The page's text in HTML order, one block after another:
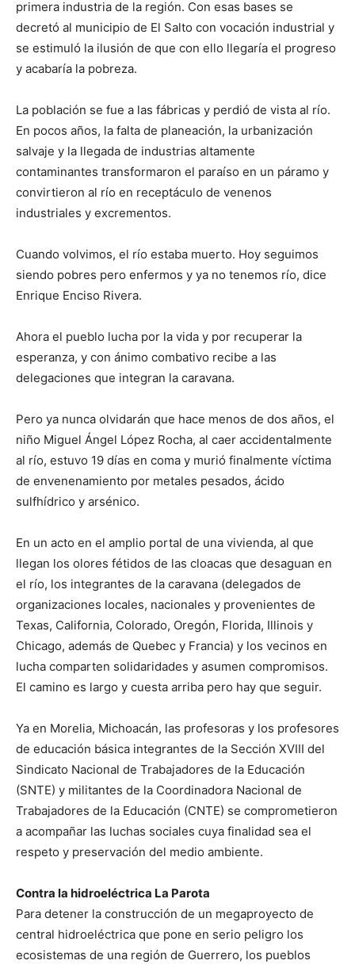
primera industria de la región. Con esas bases se
decretó al municipio de El Salto con vocación industrial y
se estimuló la ilusión de que con ello llegaría el progreso
y acabaría la pobreza.
La población se fue a las fábricas y perdió de vista al río.
En pocos años, la falta de planeación, la urbanización
salvaje y la llegada de industrias altamente
contaminantes transformaron el paraíso en un páramo y
convirtieron al río en receptáculo de venenos
industriales y excrementos.
Cuando volvimos, el río estaba muerto. Hoy seguimos
siendo pobres pero enfermos y ya no tenemos río, dice
Enrique Enciso Rivera.
Ahora el pueblo lucha por la vida y por recuperar la
esperanza, y con ánimo combativo recibe a las
delegaciones que integran la caravana.
Pero ya nunca olvidarán que hace menos de dos años, el
niño Miguel Ángel López Rocha, al caer accidentalmente
al río, estuvo 19 días en coma y murió finalmente víctima
de envenenamiento por metales pesados, ácido
sulfhídrico y arsénico.
En un acto en el amplio portal de una vivienda, al que
llegan los olores fétidos de las cloacas que desaguan en
el río, los integrantes de la caravana (delegados de
organizaciones locales, nacionales y provenientes de
Texas, California, Colorado, Oregón, Florida, Illinois y
Chicago, además de Quebec y Francia) y los vecinos en
lucha comparten solidaridades y asumen compromisos.
El camino es largo y cuesta arriba pero hay que seguir.
Ya en Morelia, Michoacán, las profesoras y los profesores
de educación básica integrantes de la Sección XVIII del
Sindicato Nacional de Trabajadores de la Educación
(SNTE) y militantes de la Coordinadora Nacional de
Trabajadores de la Educación (CNTE) se comprometieron
a acompañar las luchas sociales cuya finalidad sea el
respeto y preservación del medio ambiente.
Contra la hidroeléctrica La Parota
Para detener la construcción de un megaproyecto de
central hidroeléctrica que pone en serio peligro los
ecosistemas de una región de Guerrero, los pueblos